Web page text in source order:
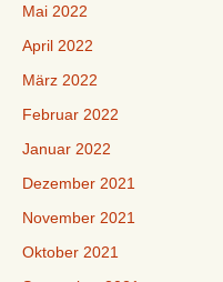
Mai 2022
April 2022
März 2022
Februar 2022
Januar 2022
Dezember 2021
November 2021
Oktober 2021